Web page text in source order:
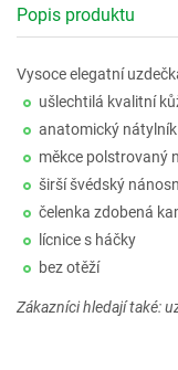
Popis produktu
Vysoce elegatní
ušlechtilá kvalitní
anatomický
měkce polstrovaný
širší švédský
čelenka zdobená
lícnice s háčky
bez otěží
Zákazníci hledají také: